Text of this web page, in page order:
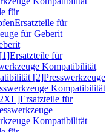
für
Ersatzteile für
für Geberit
Ersatzteile für
Kompatibilität
[2]Presswerkzeuge
Kompatibilität
Ersatzteile für
Kompatibilität